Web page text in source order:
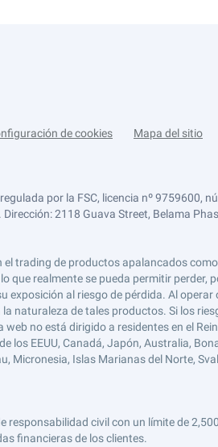
de cookies Mapa del sitio
por la FSC, licencia nº 9759600,
2118 Guava Street, Belama
el trading de productos apalancados
que realmente se pueda permitir
al riesgo de pérdida. Al
naturaleza de tales productos. Si los
no está dirigido a residentes en el
EEUU, Canadá, Japón, Australia,
Micronesia, Islas Marianas del Norte,
civil con un límite de
financieras de los clientes.